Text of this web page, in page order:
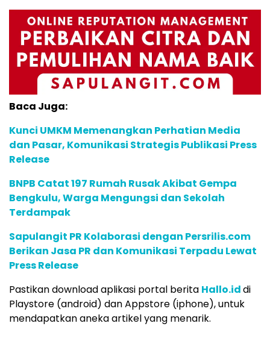
Baca Juga:
Kunci UMKM Memenangkan Perhatian Media
dan Pasar, Komunikasi Strategis Publikasi Press
Release
BNPB Catat 197 Rumah Rusak Akibat Gempa
Bengkulu, Warga Mengungsi dan Sekolah
Terdampak
Sapulangit PR Kolaborasi dengan Persrilis.com
Berikan Jasa PR dan Komunikasi Terpadu Lewat
Press Release
Pastikan download aplikasi portal berita Hallo.iddi
Playstore (android) dan Appstore (iphone), untuk
mendapatkan aneka artikel yang menarik.